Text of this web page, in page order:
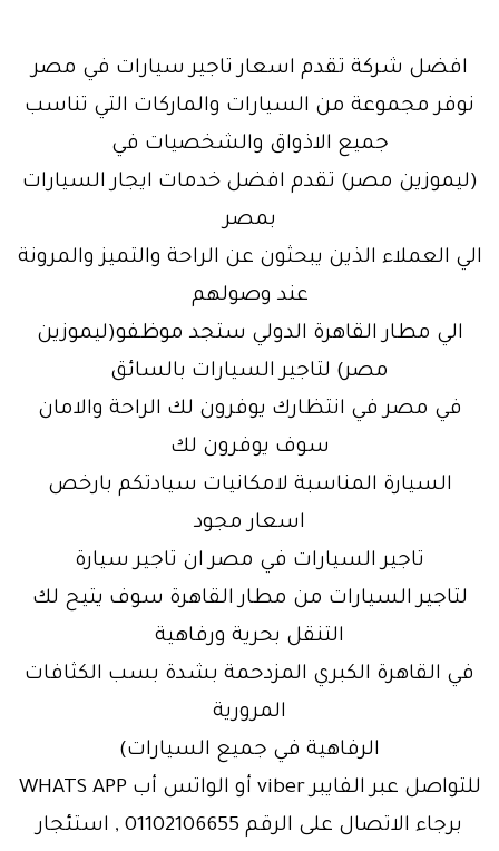
افضل شركة تقدم اسعار تاجير سيارات في مصر
نوفر مجموعة من السيارات والماركات التي تناسب
جميع الاذواق والشخصيات في
(ليموزين مصر) تقدم افضل خدمات ايجار السيارات
بمصر
الي العملاء الذين يبحثون عن الراحة والتميز والمرونة
عند وصولهم
الي مطار القاهرة الدولي ستجد موظفو(ليموزين
مصر) لتاجير السيارات بالسائق
في مصر في انتظارك يوفرون لك الراحة والامان
سوف يوفرون لك
السيارة المناسبة لامكانيات سيادتكم بارخص
اسعار مجود
تاجير السيارات في مصر ان تاجير سيارة
لتاجير السيارات من مطار القاهرة سوف يتيح لك
التنقل بحرية ورفاهية
في القاهرة الكبري المزدحمة بشدة بسب الكثافات
المرورية
الرفاهية في جميع السيارات)
للتواصل عبر الفايبر viber أو الواتس أب WHATS APP
برجاء الاتصال على الرقم 01102106655 , استئجار